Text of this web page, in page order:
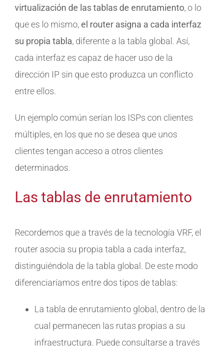
virtualización de las tablas de enrutamiento, o lo
que es lo mismo,el router asigna a cada interfaz
su propia tabla, diferente a la tabla global. Así,
cada interfaz es capaz de hacer uso de la
dirección IP sin que esto produzca un conflicto
entre ellos.
Un ejemplo común serían los ISPs con clientes
múltiples, en los que no se desea que unos
clientes tengan acceso a otros clientes
determinados.
Las tablas de enrutamiento
Recordemos que a través de la tecnología VRF, el
router asocia su propia tabla a cada interfaz,
distinguiéndola de la tabla global. De este modo
diferenciaríamos entre dos tipos de tablas:
La tabla de enrutamiento global, dentro de la
cual permanecen las rutas propias a su
infraestructura. Puede consultarse a través